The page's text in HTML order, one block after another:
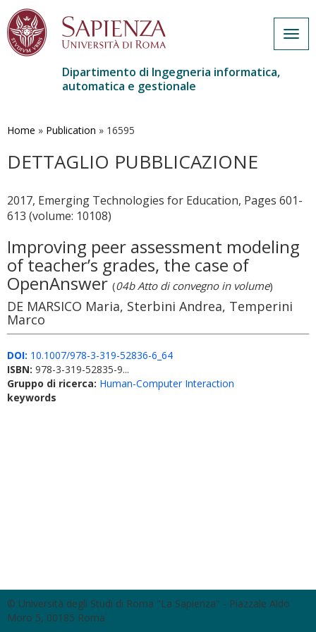
contenuto
Dipartimento di Ingegneria informatica,
automatica e gestionale
Home » Publication » 16595
DETTAGLIO PUBBLICAZIONE
2017, Emerging Technologies for Education, Pages 601-
613 (volume: 10108)
Improving peer assessment modeling
of teacher’s grades, the case of
OpenAnswer(04b Atto di convegno in volume)
DE MARSICO Maria, Sterbini Andrea, Temperini
Marco
DOI: 10.1007/978-3-319-52836-6_64
ISBN: 978-3-319-52835-9...
Gruppo di ricerca: Human-Computer Interaction
keywords
© Università degli Studi di Roma "La Sapienza" - Piazzale Aldo
Moro 5, 00185 Roma